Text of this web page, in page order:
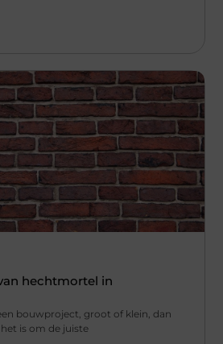
hechtmortel in
bouwproject, groot of klein, dan
is om de juiste